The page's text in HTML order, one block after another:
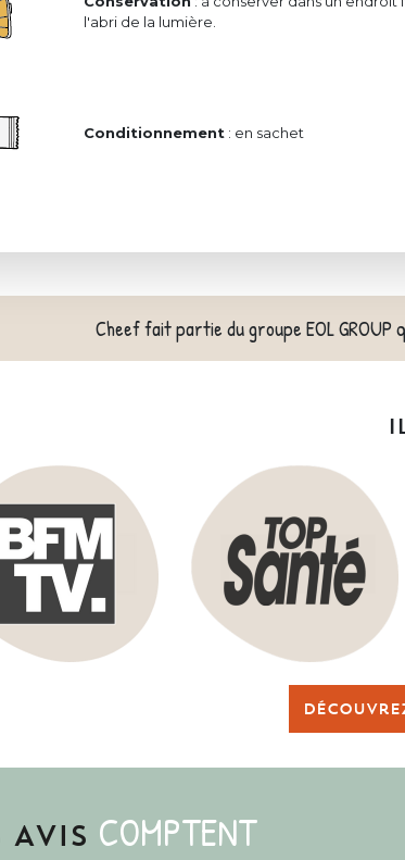
l'abri de la lumière.
Conditionnement : en sachet
Cheef fait partie du groupe EOL
AVIS COMPTENT